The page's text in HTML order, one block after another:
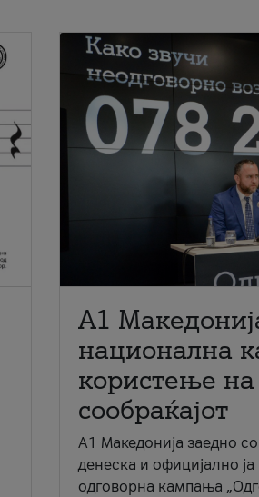
A1
национална
користење на
сообраќајот
A1 Македонија заедно
денеска и официјално
одговорна кампања